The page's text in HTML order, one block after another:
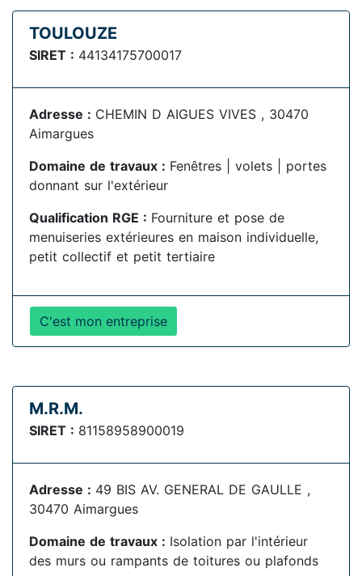
TOULOUZE
SIRET : 44134175700017
Adresse : CHEMIN D AIGUES VIVES , 30470
Aimargues
Domaine de travaux : Fenêtres | volets | portes
donnant sur l'extérieur
Qualification RGE : Fourniture et pose de
menuiseries extérieures en maison individuelle,
petit collectif et petit tertiaire
C'est mon entreprise
M.R.M.
SIRET : 81158958900019
Adresse : 49 BIS AV. GENERAL DE GAULLE ,
30470 Aimargues
Domaine de travaux : Isolation par l'intérieur
des murs ou rampants de toitures ou plafonds